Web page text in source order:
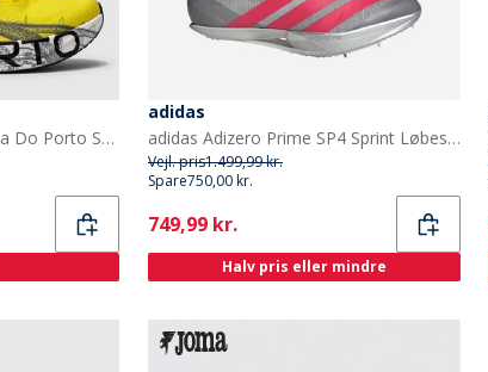
Joma R.5000 25 Maratona Do Porto Speed Neutral Løbesko Fluorescent Yellow
adidas
adidas Adizero Prime SP4 Sprint Løbesko med pigge Grey Two/Lucid Red/Silver Metallic
Vejl. pris1.499,99 kr.
Spare750,00 kr.
Current
749,99 kr.
Halv pris eller mindre